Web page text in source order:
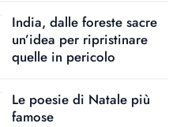
India, dalle foreste sacre
un’idea per ripristinare
quelle in pericolo
Le poesie di Natale più
famose